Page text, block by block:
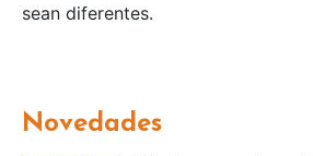
sean diferentes.
Novedades